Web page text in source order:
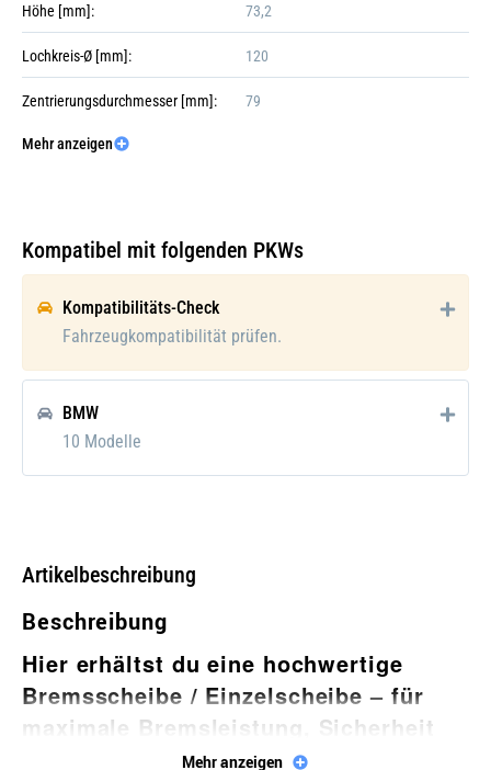
Höhe [mm]: 73,2
Lochkreis-Ø [mm]: 120
Zentrierungsdurchmesser [mm]: 79
Lochanzahl:
Anzahl der Bohrungen: 1
Mehr anzeigen
Kompatibel mit folgenden PKWs
Kompatibilitäts-Check
Fahrzeugkompatibilität prüfen.
BMW
10 Modelle
Artikelbeschreibung
Beschreibung
Hier erhältst du eine hochwertige
Bremsscheibe / Einzelscheibe – für
maximale Bremsleistung, Sicherheit
und Langlebigkeit!Mehr anzeigen